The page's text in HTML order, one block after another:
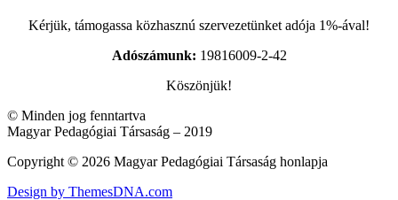
Kérjük, támogassa közhasznú szervezetünket adója 1%-ával!
Adószámunk: 19816009-2-42
Köszönjük!
© Minden jog fenntartva
Magyar Pedagógiai Társaság – 2019
Copyright © 2026 Magyar Pedagógiai Társaság honlapja
Design by ThemesDNA.com